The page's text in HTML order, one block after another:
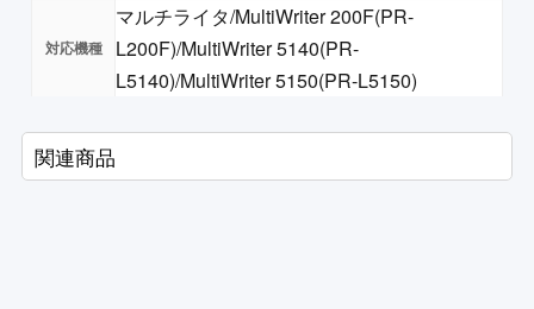
マルチライタ/MultiWriter 200F(PR-
L200F)/MultiWriter 5140(PR-
L5140)/MultiWriter 5150(PR-L5150)
関連商品